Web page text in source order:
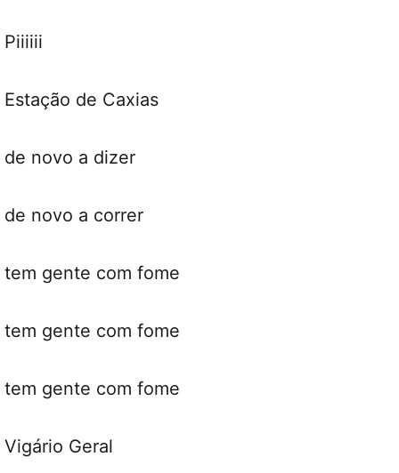
Piiiiii
Estação de Caxias
de novo a dizer
de novo a correr
tem gente com fome
tem gente com fome
tem gente com fome
Vigário Geral